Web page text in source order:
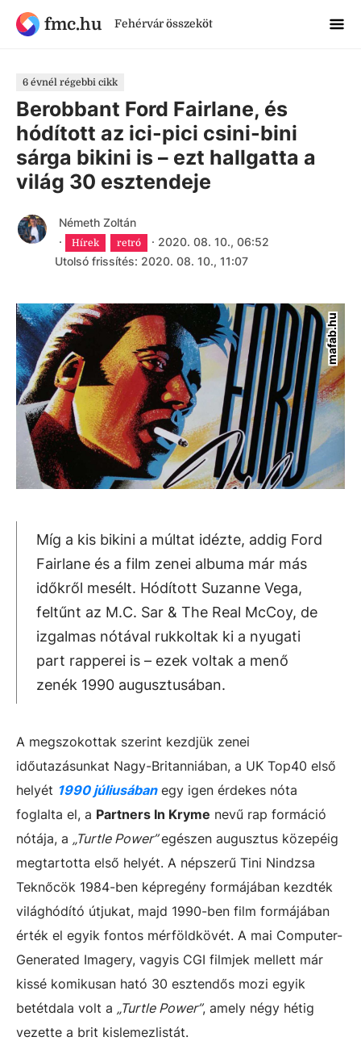
fmc.hu Fehérvár összeköt
6 évnél régebbi cikk
Berobbant Ford Fairlane, és
hódított az ici-pici csini-bini
sárga bikini is – ezt hallgatta a
világ 30 esztendeje
Németh Zoltán
·
Hírek retró · 2020. 08. 10., 06:52
Utolsó frissítés: 2020. 08. 10., 11:07
mafab.hu
Míg a kis bikini a múltat idézte, addig Ford
Fairlane és a film zenei albuma már más
időkről mesélt. Hódított Suzanne Vega,
feltűnt az M.C. Sar & The Real McCoy, de
izgalmas nótával rukkoltak ki a nyugati
part rapperei is – ezek voltak a menő
zenék 1990 augusztusában.
A megszokottak szerint kezdjük zenei
időutazásunkat Nagy-Britanniában, a UK Top40 első
helyét 1990 júliusábanegy igen érdekes nóta
foglalta el, a Partners In Kryme nevű rap formáció
nótája, a „Turtle Power”egészen augusztus közepéig
megtartotta első helyét. A népszerű Tini Nindzsa
Teknőcök 1984-ben képregény formájában kezdték
világhódító útjukat, majd 1990-ben film formájában
érték el egyik fontos mérföldkövét. A mai Computer-
Generated Imagery, vagyis CGI filmjek mellett már
kissé komikusan ható 30 esztendős mozi egyik
betétdala volt a „Turtle Power”, amely négy hétig
vezette a brit kislemezlistát.